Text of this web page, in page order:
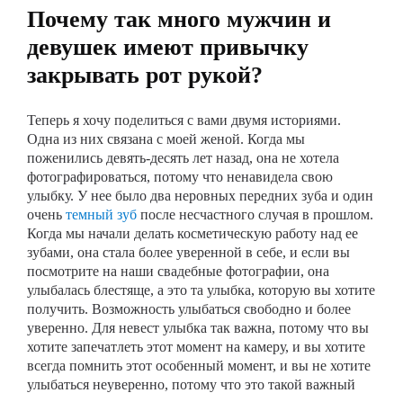
Почему так много мужчин и
девушек имеют привычку
закрывать рот рукой?
Теперь я хочу поделиться с вами двумя историями.
Одна из них связана с моей женой. Когда мы
поженились девять-десять лет назад, она не хотела
фотографироваться, потому что ненавидела свою
улыбку. У нее было два неровных передних зуба и один
очень темный зуб после несчастного случая в прошлом.
Когда мы начали делать косметическую работу над ее
зубами, она стала более уверенной в себе, и если вы
посмотрите на наши свадебные фотографии, она
улыбалась блестяще, а это та улыбка, которую вы хотите
получить. Возможность улыбаться свободно и более
уверенно. Для невест улыбка так важна, потому что вы
хотите запечатлеть этот момент на камеру, и вы хотите
всегда помнить этот особенный момент, и вы не хотите
улыбаться неуверенно, потому что это такой важный